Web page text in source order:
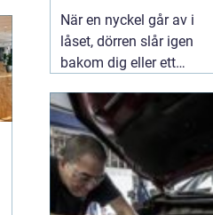
När en nyckel går av i
låset, dörren slår igen
bakom dig eller ett
och karm, uppstår ofta
stress och osäkerhet. I
den stunden spelar
klockslaget ingen roll du
behöver hjälp direkt. En